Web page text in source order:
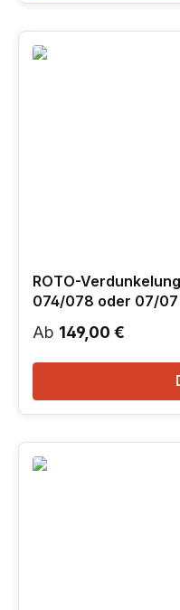
ROTO-
074/078 oder 07/07
Regulärer Preis:
Ab 149,00 €